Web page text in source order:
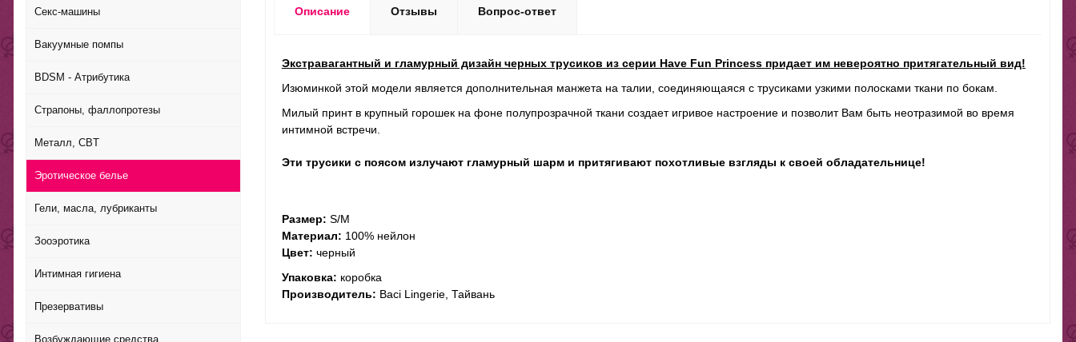
Секс-машины
Вакуумные помпы
BDSM - Атрибутика
Страпоны, фаллопротезы
Металл, CBT
Эротическое белье
Гели, масла, лубриканты
Зооэротика
Интимная гигиена
Презервативы
Возбуждающие средства
Описание Отзывы Вопрос-ответ
Экстравагантный и гламурный дизайн черных трусиков из серии Have Fun Princess придает им невероятно притягательный вид!
Изюминкой этой модели является дополнительная манжета на талии, соединяющаяся с трусиками узкими полосками ткани по бокам.
Милый принт в крупный горошек на фоне полупрозрачной ткани создает игривое настроение и позволит Вам быть неотразимой во время
интимной встречи.
Эти трусики с поясом излучают гламурный шарм и притягивают похотливые взгляды к своей обладательнице!
Размер: S/M
Материал: 100% нейлон
Цвет: черный
Упаковка: коробка
Производитель: Baci Lingerie, Тайвань